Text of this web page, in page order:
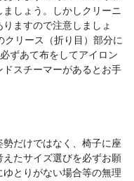
しょう。しかしクリーニ
ますので注意しましょ
クリース（折り目）部分に
ずあて布をしてアイロン
スチーマーがあるとお手
だけではなく、椅子に座
たサイズ選びを必ずお願
とりがない場合等の無理